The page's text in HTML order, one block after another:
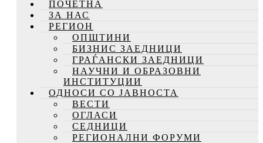
ПОЧЕТНА
ЗА НАС
РЕГИОН
ОПШТИНИ
БИЗНИС ЗАЕДНИЦИ
ГРАЃАНСКИ ЗАЕДНИЦИ
НАУЧНИ И ОБРАЗОВНИ
ИНСТИТУЦИИ
ОДНОСИ СО ЈАВНОСТА
ВЕСТИ
ОГЛАСИ
СЕДНИЦИ
РЕГИОНАЛНИ ФОРУМИ